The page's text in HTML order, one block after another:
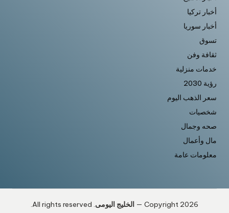
أخبار تركيا
أخبار سوريا
تسوق
ثقافة وفن
خدمات منزلية
رؤية 2030
سعر الذهب اليوم
شخصيات
صحه وجمال
مال وأعمال
معلومات عامة
Copyright 2026 — الخليج اليومى. All rights reserved.